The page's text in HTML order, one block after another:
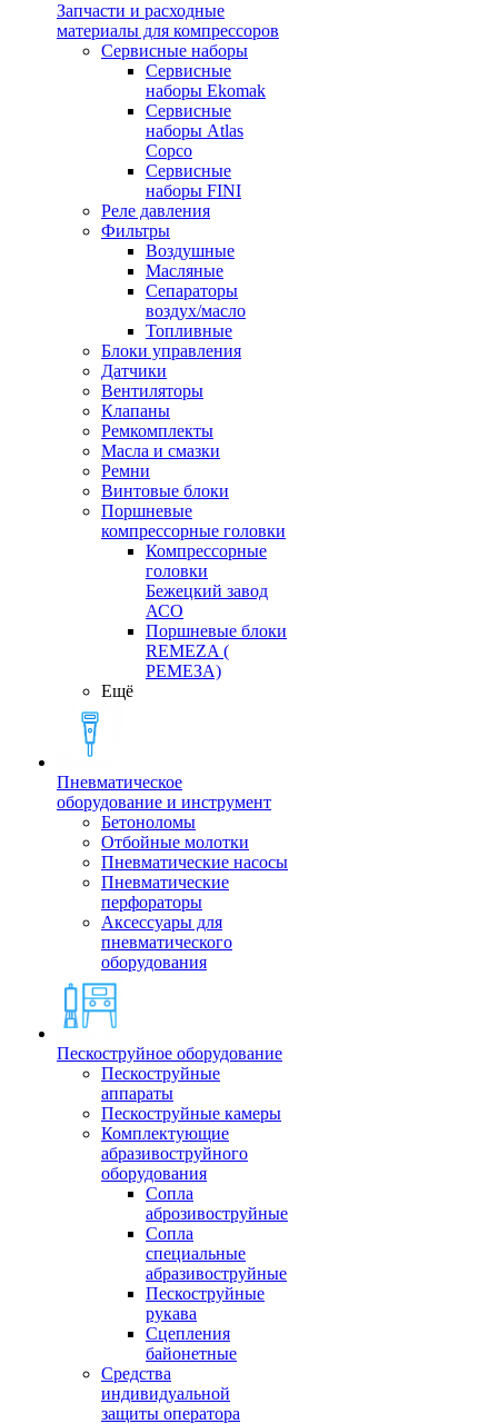
Запчасти и расходные
материалы для компрессоров
Cервисные наборы
Сервисные
наборы Ekomak
Cервисные
наборы Atlas
Copco
Сервисные
наборы FINI
Реле давления
Фильтры
Воздушные
Масляные
Сепараторы
воздух/масло
Топливные
Блоки управления
Датчики
Вентиляторы
Клапаны
Ремкомплекты
Масла и смазки
Ремни
Винтовые блоки
Поршневые
компрессорные головки
Компрессорные
головки
Бежецкий завод
АСО
Поршневые блоки
REMEZA (
РЕМЕЗА)
Ещё
Пневматическое
оборудование и инструмент
Бетоноломы
Отбойные молотки
Пневматические насосы
Пневматические
перфораторы
Аксессуары для
пневматического
оборудования
Пескоструйное оборудование
Пескоструйные
аппараты
Пескоструйные камеры
Комплектующие
абразивоструйного
оборудования
Сопла
аброзивоструйные
Сопла
специальные
абразивоструйные
Пескоструйные
рукава
Сцепления
байонетные
Средства
индивидуальной
защиты оператора